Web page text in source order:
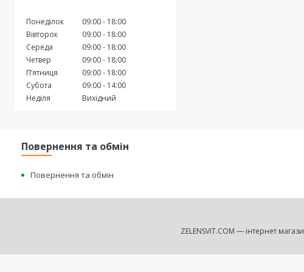
Понеділок 09:00
18:00
Вівторок
09:00
18:00
Середа
09:00
18:00
Четвер
09:00
18:00
Пʼятниця
09:00
18:00
Субота
09:00
14:00
Неділя
Вихідний
Повернення та обмін
Повернення та обмін